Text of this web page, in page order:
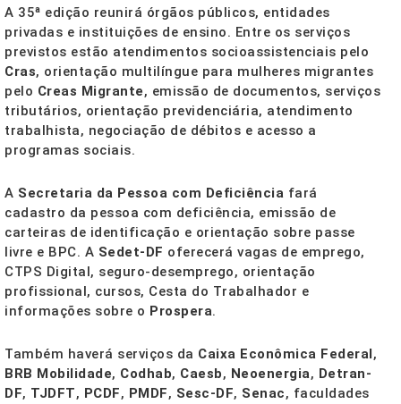
A 35ª edição reunirá órgãos públicos, entidades
privadas e instituições de ensino. Entre os serviços
previstos estão atendimentos socioassistenciais pelo
Cras, orientação multilíngue para mulheres migrantes
pelo Creas Migrante, emissão de documentos, serviços
tributários, orientação previdenciária, atendimento
trabalhista, negociação de débitos e acesso a
programas sociais.
A Secretaria da Pessoa com Deficiência fará
cadastro da pessoa com deficiência, emissão de
carteiras de identificação e orientação sobre passe
livre e BPC. A Sedet-DF oferecerá vagas de emprego,
CTPS Digital, seguro-desemprego, orientação
profissional, cursos, Cesta do Trabalhador e
informações sobre o Prospera.
Também haverá serviços da Caixa Econômica Federal,
BRB Mobilidade, Codhab, Caesb, Neoenergia, Detran-
DF, TJDFT, PCDF, PMDF, Sesc-DF, Senac, faculdades